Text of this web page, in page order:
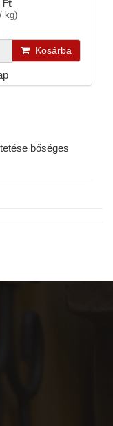
Ft
kg)
Kosárba
bőséges